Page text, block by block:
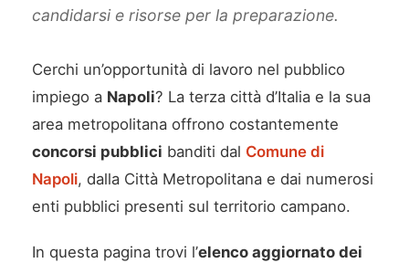
candidarsi e risorse per la preparazione.
Cerchi un’opportunità di lavoro nel pubblico
impiego a Napoli? La terza città d’Italia e la sua
area metropolitana offrono costantemente
concorsi pubblici banditi dal Comune di
Napoli, dalla Città Metropolitana e dai numerosi
enti pubblici presenti sul territorio campano.
In questa pagina trovi l’elenco aggiornato dei